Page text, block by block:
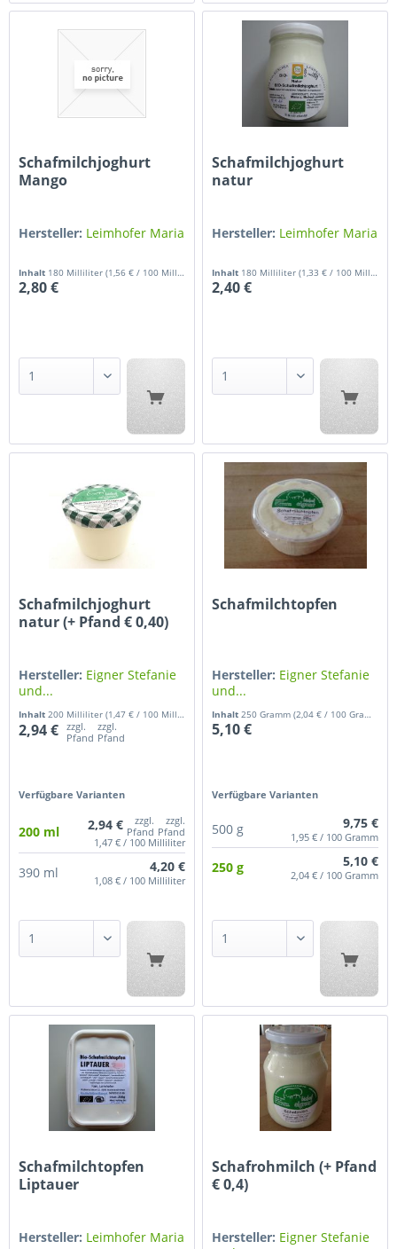
Schafmilchjoghurt
Mango
Hersteller: Leimhofer Maria
Inhalt 180 Milliliter(1,56 € / 100 Milliliter)
2,80 €
Schafmilchjoghurt
natur
Hersteller: Leimhofer Maria
Inhalt 180 Milliliter(1,33 € / 100 Milliliter)
2,40 €
Schafmilchjoghurt
natur (+ Pfand € 0,40)
Hersteller: Eigner Stefanie
und...
Inhalt200 Milliliter(1,47 € / 100 Milliliter)
2,94 €
zzgl.
Pfand
zzgl.
Pfand
Verfügbare Varianten
200 ml 2,94 €
zzgl.
Pfand
zzgl.
Pfand
1,47 € / 100 Milliliter
390 ml 4,20 €
1,08 € / 100 Milliliter
Schafmilchtopfen
Hersteller: Eigner Stefanie
und...
Inhalt250 Gramm(2,04 € / 100 Gramm)
5,10 €
Verfügbare Varianten
500 g 9,75 €
1,95 € / 100 Gramm
250 g 5,10 €
2,04 € / 100 Gramm
Schafmilchtopfen
Liptauer
Hersteller: Leimhofer Maria
Schafrohmilch (+ Pfand
€ 0,4)
Hersteller: Eigner Stefanie